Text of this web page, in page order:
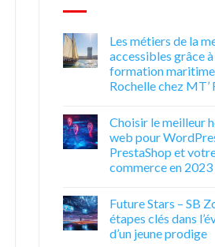
Les métiers de la
accessibles grâce
formation maritime
Rochelle chez MT’
Choisir le meilleur
web pour
PrestaShop et
commerce en 2023
Future Stars – SB
étapes clés dans
d’un jeune prodige